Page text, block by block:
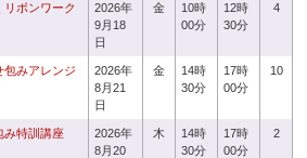
リボンワーク
2026年
9月18
日
金
10時
00分
12時
30分
4
包みアレンジ
2026年
8月21
日
金
14時
30分
17時
00分
10
み特訓講座
2026年
8月20
木
14時
30分
17時
00分
2